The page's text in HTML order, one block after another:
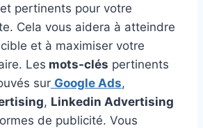
pertinents pour votre
Cela vous aidera à atteindre
et à maximiser votre
Les mots-clés pertinents
sur Google Ads,
, Linkedin Advertising
de publicité. Vous